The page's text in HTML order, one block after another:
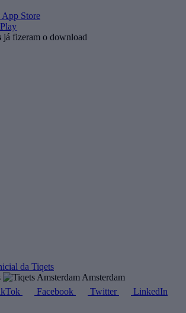
já fizeram o download
Amsterdam
Facebook Twitter LinkedIn